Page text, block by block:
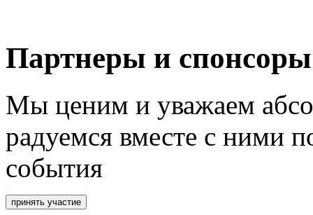
Партнеры и спонсоры
Мы ценим и уважаем
радуемся вместе с ними
события